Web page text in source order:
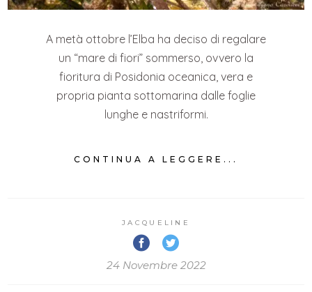
A metà ottobre l’Elba ha deciso di regalare
un “mare di fiori” sommerso, ovvero la
fioritura di Posidonia oceanica, vera e
propria pianta sottomarina dalle foglie
lunghe e nastriformi.
CONTINUA A LEGGERE...
JACQUELINE
24 Novembre 2022